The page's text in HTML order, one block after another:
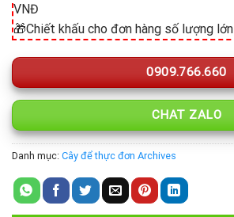
VNĐ
🎁Chiết khấu cho đơn hàng số lượng lớn
0909.766.660
CHAT ZALO
Danh mục: Cây để thực đơn Archives